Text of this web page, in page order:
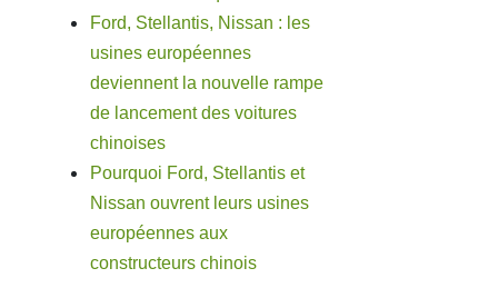
Ford, Stellantis, Nissan : les
usines européennes
deviennent la nouvelle rampe
de lancement des voitures
chinoises
Pourquoi Ford, Stellantis et
Nissan ouvrent leurs usines
européennes aux
constructeurs chinois